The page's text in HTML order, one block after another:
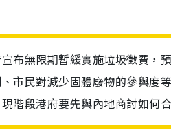
布無限期暫緩實施垃圾徵費，
市民對減少固體廢物的參與度
階段港府要先與內地商討如何